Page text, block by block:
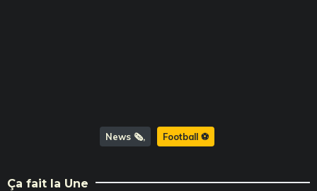
News 🗞️ Football ⚽️
Ça fait la Une